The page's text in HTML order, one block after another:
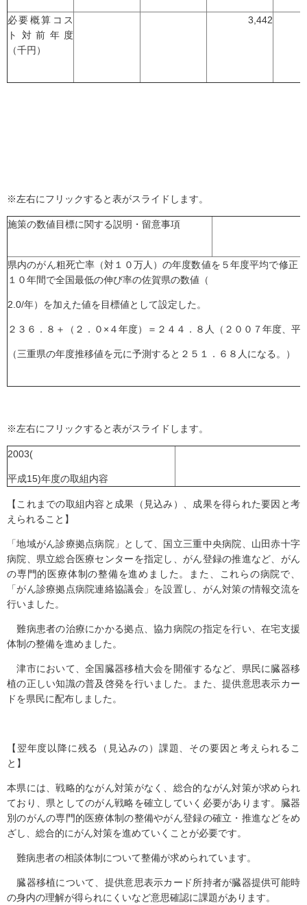
必要概算コス
ト対前年度
（千円）
3,442
※左右にフリックすると表がスライドします。
施策の数値目標に関する説明・留意事項
県内のがん粗死亡率（対１０万人）の年度数値を５年度平均で修正
１０年間で全国最低の伸び率の佐賀県の数値（
2.0/年）を加えた値を目標値として設定した。
２３６．８＋（２．０×４年度）＝２４４．８人（２００７年度、平
（三重県の年度推移値を元に予測すると２５１．６８人になる。）
※左右にフリックすると表がスライドします。
2003(
平成15)年度の取組内容
【これまでの取組内容と成果（見込み）、成果を得られた要因と考
えられること】
「地域がん診療拠点病院」として、国立三重中央病院、山田赤十字
病院、県立総合医療センターを指定し、がん登録の推進など、がん
の専門的医療体制の整備を進めました。また、これらの病院で、
「がん診療拠点病院連絡協議会」を設置し、がん対策の情報交流を
行いました。
難病患者の治療にかかる拠点、協力病院の指定を行い、在宅支援
体制の整備を進めました。
津市において、全国臓器移植大会を開催するなど、県民に臓器移
植の正しい知識の普及啓発を行いました。また、提供意思表示カー
ドを県民に配布しました。
【翌年度以降に残る（見込みの）課題、その要因と考えられるこ
と】
本県には、戦略的ながん対策がなく、総合的ながん対策が求められ
ており、県としてのがん戦略を確立していく必要があります。臓器
別のがんの専門的医療体制の整備やがん登録の確立・推進などをめ
ざし、総合的にがん対策を進めていくことが必要です。
難病患者の相談体制について整備が求められています。
臓器移植について、提供意思表示カード所持者が臓器提供可能時
の身内の理解が得られにくいなど意思確認に課題があります。